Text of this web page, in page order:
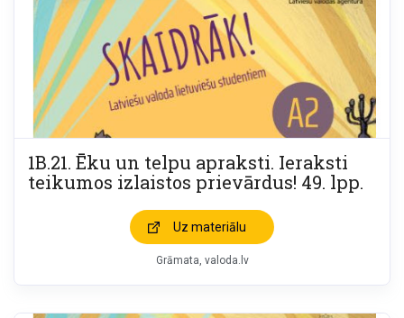
1B.21. Ēku un telpu apraksti. Ieraksti
teikumos izlaistos prievārdus! 49. lpp.
Uz materiālu
Grāmata valoda.lv